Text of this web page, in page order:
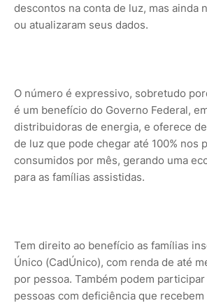
descontos na conta de luz, mas ainda
ou atualizaram seus dados.
O número é expressivo, sobretudo
é um benefício do Governo Federal,
distribuidoras de energia, e oferece
de luz que pode chegar até 100% nos
consumidos por mês, gerando uma
para as famílias assistidas.
Tem direito ao benefício as famílias
Único (CadÚnico), com renda de até
por pessoa. Também podem
pessoas com deficiência que